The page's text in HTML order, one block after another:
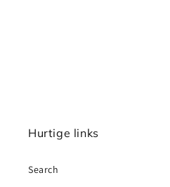
Hurtige links
Search